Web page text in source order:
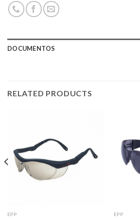
DOCUMENTOS
RELATED PRODUCTS
EPP EPP